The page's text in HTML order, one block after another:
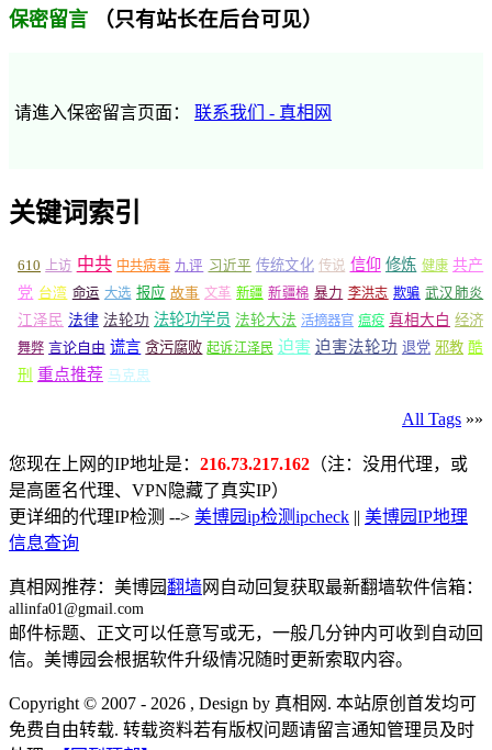
保密留言 （只有站长在后台可见）
请進入保密留言页面： 联系我们 - 真相网
关键词索引
610 上访 中共 中共病毒 九评 习近平 传统文化 传说 信仰 修炼 健康 共产
党 台湾 命运 大选 报应 故事 文革 新疆 新疆棉 暴力 李洪志 欺骗 武汉肺炎
江泽民 法律 法轮功 法轮功学员 法轮大法 活摘器官 瘟疫 真相大白 经济
舞弊 言论自由 谎言 贪污腐败 起诉江泽民 迫害 迫害法轮功 退党 邪教 酷
刑 重点推荐 马克思
All Tags »»
您现在上网的IP地址是： 216.73.217.162 （注：没用代理，或
是高匿名代理、VPN隐藏了真实IP）
更详细的代理IP检测 --> 美博园ip检测ipcheck || 美博园IP地理
信息查询
真相网推荐：美博园翻墙网自动回复获取最新翻墙软件信箱：
allinfa01@gmail.com
邮件标题、正文可以任意写或无，一般几分钟内可收到自动回
信。美博园会根据软件升级情况随时更新索取内容。
Copyright © 2007 - 2026 , Design by 真相网. 本站原创首发均可
免费自由转载. 转载资料若有版权问题请留言通知管理员及时